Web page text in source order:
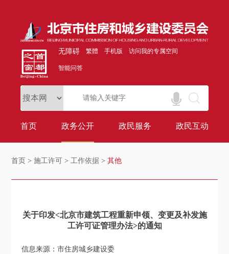
无障碍 繁體 手机版 访问我的专属空间
智能问答
首页 政务公开 政民服务 政民互动
首页 >施工许可 >工作依据 >其他
关于印发<北京市建筑工程重新申领、变更及补发施
工许可证管理办法>的通知
信息来源：市住房城乡建设委